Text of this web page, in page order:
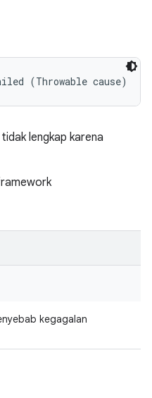
(Throwable cause)
lengkap karena
kegagalan